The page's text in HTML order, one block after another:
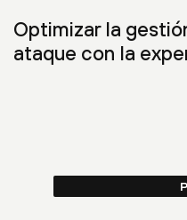
Optimizar la
ataque con la